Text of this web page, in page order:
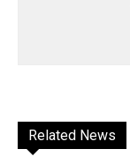
Related News